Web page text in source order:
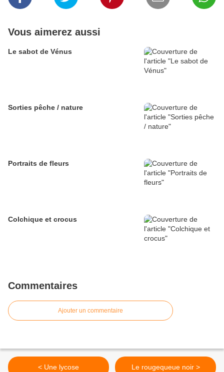
Vous aimerez aussi
Le sabot de Vénus
Sorties pêche / nature
Portraits de fleurs
Colchique et crocus
Commentaires
Ajouter un commentaire
< Une lycose Le rougequeue noir >